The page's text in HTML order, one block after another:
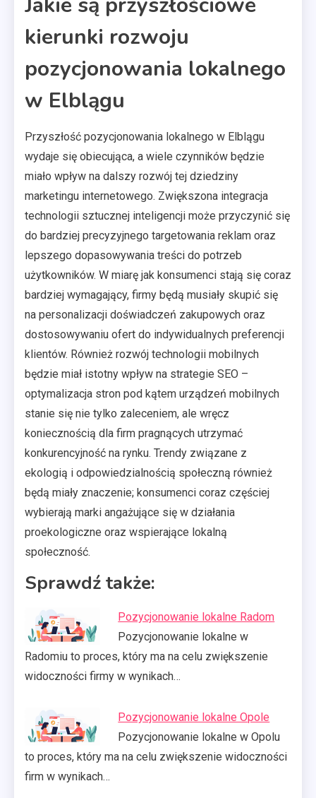
kierunki rozwoju
pozycjonowania lokalnego
w Elblągu
Przyszłość pozycjonowania lokalnego w Elblągu
wydaje się obiecująca, a wiele czynników będzie
miało wpływ na dalszy rozwój tej dziedziny
marketingu internetowego. Zwiększona integracja
technologii sztucznej inteligencji może przyczynić się
do bardziej precyzyjnego targetowania reklam oraz
lepszego dopasowywania treści do potrzeb
użytkowników. W miarę jak konsumenci stają się coraz
bardziej wymagający, firmy będą musiały skupić się
na personalizacji doświadczeń zakupowych oraz
dostosowywaniu ofert do indywidualnych preferencji
klientów. Również rozwój technologii mobilnych
będzie miał istotny wpływ na strategie SEO –
optymalizacja stron pod kątem urządzeń mobilnych
stanie się nie tylko zaleceniem, ale wręcz
koniecznością dla firm pragnących utrzymać
konkurencyjność na rynku. Trendy związane z
ekologią i odpowiedzialnością społeczną również
będą miały znaczenie; konsumenci coraz częściej
wybierają marki angażujące się w działania
proekologiczne oraz wspierające lokalną
społeczność.
Sprawdź także:
Pozycjonowanie lokalne Radom
Pozycjonowanie lokalne w
Radomiu to proces, który ma na celu zwiększenie
widoczności firmy w wynikach…
Pozycjonowanie lokalne Opole
Pozycjonowanie lokalne w Opolu
to proces, który ma na celu zwiększenie widoczności
firm w wynikach…